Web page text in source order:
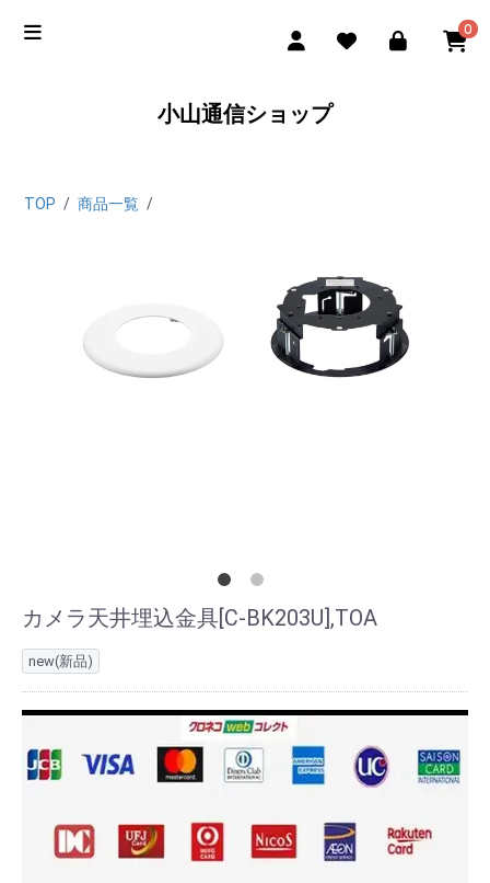
0
小山通信ショップ
TOP / 商品一覧 /
カメラ天井埋込金具[C-BK203U],TOA
new(新品)